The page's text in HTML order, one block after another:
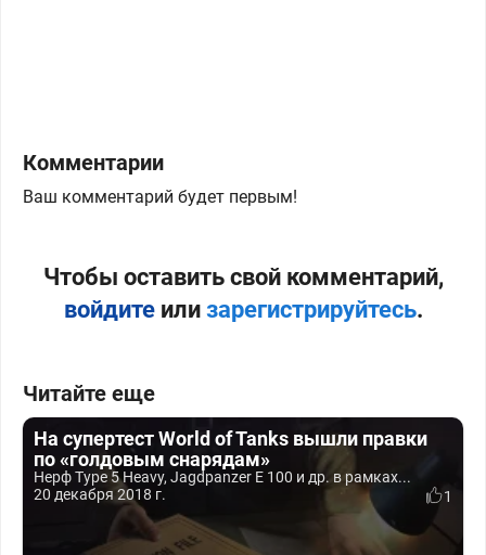
Комментарии
Ваш комментарий будет первым!
Чтобы оставить свой комментарий,
войдитеили зарегистрируйтесь.
Читайте еще
На супертест World of Tanks вышли правки
по «голдовым снарядам»
Нерф Type 5 Heavy, Jagdpanzer E 100 и др. в рамках...
20 декабря 2018 г.
1